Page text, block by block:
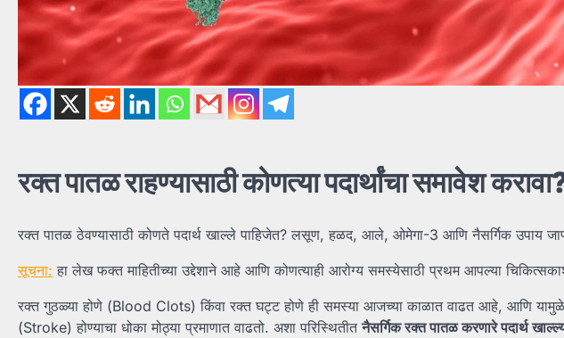
रक्तपातळराहण्यासाठीकोणत्यापदार्थांचासमावेश
रक्त पातळ ठेवण्यासाठी कोणते पदार्थ खाल्ले पाहिजेत? लसूण, हळद, आले, ओमेगा-3 आणि नैसर्गिक उपाय
सूचना: हा लेख फक्त माहितीच्या उद्देशाने आहे आणि कोणत्याही आरोग्य समस्येसाठी प्रथम आपल्या
रक्त गुठळ्या होणे (Blood Clots) किंवा रक्त घट्ट होणे ही समस्या आजच्या काळात वाढत आहे, आणि
(Stroke) होण्याचा धोका मोठ्या प्रमाणात वाढतो. अशा परिस्थितीतनैसर्गिकरक्तपातळकरणारेपदार्थ